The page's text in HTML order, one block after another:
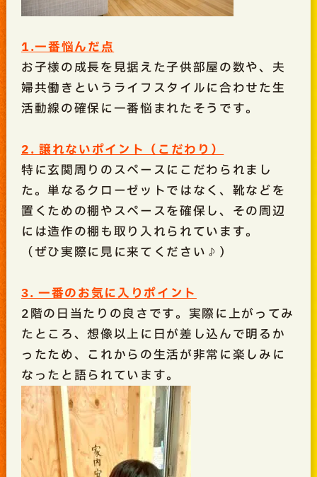
1.一番悩んだ点
お子様の成長を見据えた子供部屋の数や、夫
婦共働きというライフスタイルに合わせた生
活動線の確保に一番悩まれたそうです。
2. 譲れないポイント（こだわり）
特に玄関周りのスペースにこだわられまし
た。単なるクローゼットではなく、靴などを
置くための棚やスペースを確保し、その周辺
には造作の棚も取り入れられています。
（ぜひ実際に見に来てください♪）
3. 一番のお気に入りポイント
2階の日当たりの良さです。実際に上がってみ
たところ、想像以上に日が差し込んで明るか
ったため、これからの生活が非常に楽しみに
なったと語られています。